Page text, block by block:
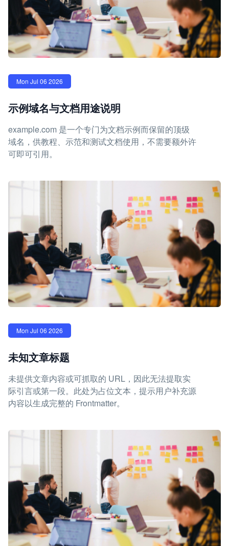
Mon Jul 06 2026
示例域名与文档用途说明
example.com 是一个专门为文档示例而保留的顶级
域名，供教程、示范和测试文档使用，不需要额外许
可即可引用。
Mon Jul 06 2026
未知文章标题
未提供文章内容或可抓取的 URL，因此无法提取实
际引言或第一段。此处为占位文本，提示用户补充源
内容以生成完整的 Frontmatter。